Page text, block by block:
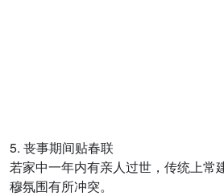
5. 丧事期间贴春联
若家中一年内有亲人过世，传统上常
穆氛围有所冲突。